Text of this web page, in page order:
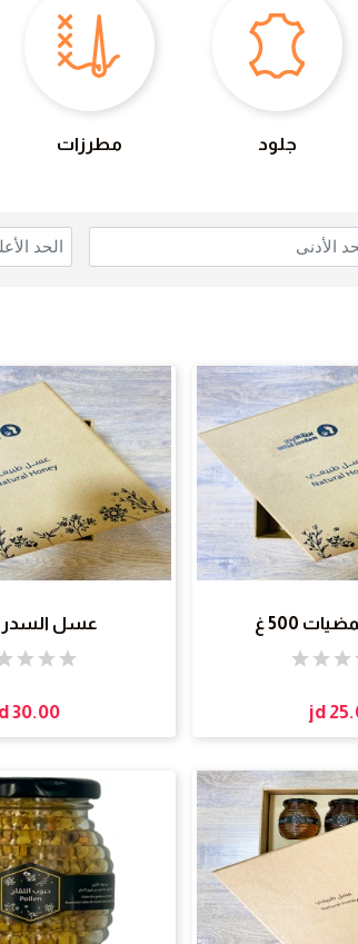
جلود مطرزات
500 غ
jd
عسل السدر 500 غ
30.00